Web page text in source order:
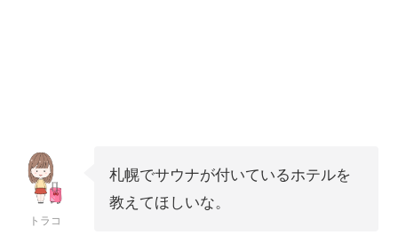
トラコ
札幌でサウナが付いているホテルを
教えてほしいな。